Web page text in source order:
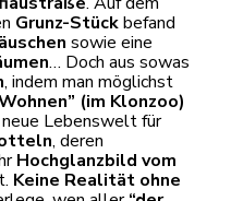
Grunz-Stückbefand
sowie eine
… Doch aus sowas
, indem man möglichst
(im Klonzoo)
neue Lebenswelt für
, deren
Hochglanzbild vom
Keine Realität ohne